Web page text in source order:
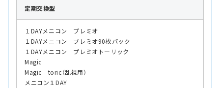
定期交換型
１DAYメニコン プレミオ
１DAYメニコン プレミオ90枚パック
１DAYメニコン プレミオトーリック
Magic
Magic toric（乱視用）
メニコン１DAY